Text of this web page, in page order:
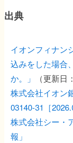
出典
イオンフィナン
込みをした場合
か。」
（更新日
株式会社イオン
03140-31［
株式会社シー・
報」